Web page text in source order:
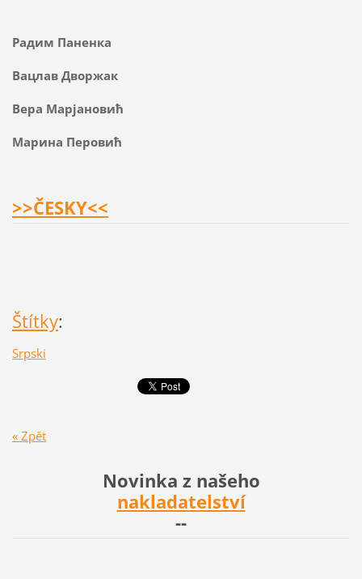
Радим Паненка
Вацлав Дворжак
Вера Марјановић
Марина Перовић
>>ČESKY<<
Štítky:
Srpski
« Zpět
Novinka z našeho
nakladatelství
--